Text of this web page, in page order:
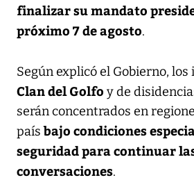
finalizar su mandato
próximo 7 de agosto.
Según explicó el Gobierno,
Clan del Golfo y de
serán concentrados en
paísbajo condiciones
seguridad para continuar
conversaciones.